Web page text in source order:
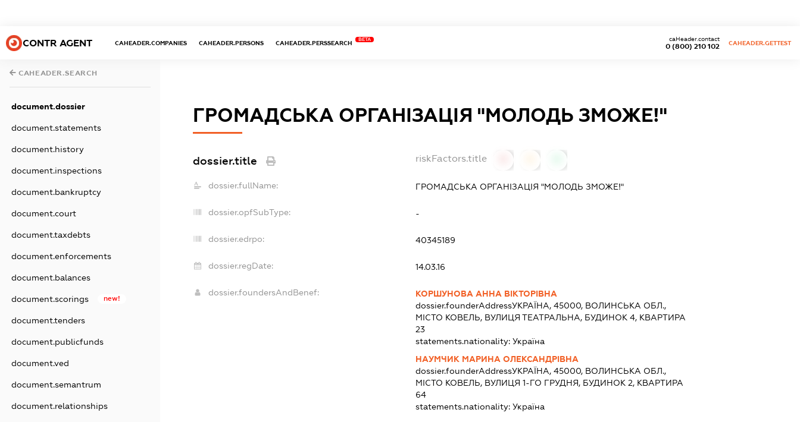
CONTR AGENT CAHEADER.COMPANIES CAHEADER.PERSONS CAHEADER.PERSSEARCH
BETA
0 (800) 210 102
caHeader.contact
CAHEADER.GETTEST
CAHEADER.SEARCH
document.dossier
document.statements
document.history
document.inspections
document.bankruptcy
document.court
document.taxdebts
document.enforcements
document.balances
document.scorings new!
document.tenders
document.publicfunds
document.ved
document.semantrum
document.relationships
ГРОМАДСЬКА ОРГАНІЗАЦІЯ "МОЛОДЬ ЗМОЖЕ!"
dossier.title riskFactors.title
dossier.fullName: ГРОМАДСЬКА ОРГАНІЗАЦІЯ "МОЛОДЬ ЗМОЖЕ!"
dossier.opfSubType: -
dossier.edrpo: 40345189
dossier.regDate: 14.03.16
dossier.foundersAndBenef:
КОРШУНОВА АННА ВІКТОРІВНА
dossier.founderAddressУКРАЇНА, 45000, ВОЛИНСЬКА ОБЛ.,
МІСТО КОВЕЛЬ, ВУЛИЦЯ ТЕАТРАЛЬНА, БУДИНОК 4, КВАРТИРА
23
statements.nationality: Україна
НАУМЧИК МАРИНА ОЛЕКСАНДРІВНА
dossier.founderAddressУКРАЇНА, 45000, ВОЛИНСЬКА ОБЛ.,
МІСТО КОВЕЛЬ, ВУЛИЦЯ 1-ГО ГРУДНЯ, БУДИНОК 2, КВАРТИРА
64
statements.nationality: Україна